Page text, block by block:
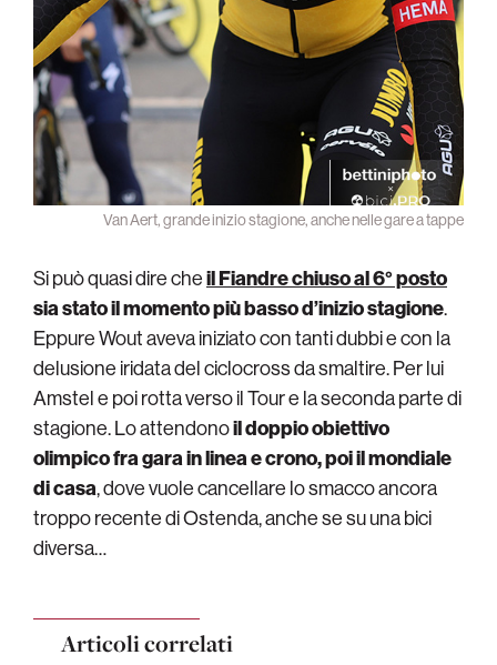
Van Aert, grande inizio stagione, anche nelle gare a tappe
Si può quasi dire cheil Fiandre chiuso al 6° posto
sia stato il momento più basso d’inizio stagione.
Eppure Wout aveva iniziato con tanti dubbi e con la
delusione iridata del ciclocross da smaltire. Per lui
Amstel e poi rotta verso il Tour e la seconda parte di
stagione. Lo attendonoil doppio obiettivo
olimpico fra gara in linea e crono, poi il mondiale
di casa, dove vuole cancellare lo smacco ancora
troppo recente di Ostenda, anche se su una bici
diversa…
Articoli correlati